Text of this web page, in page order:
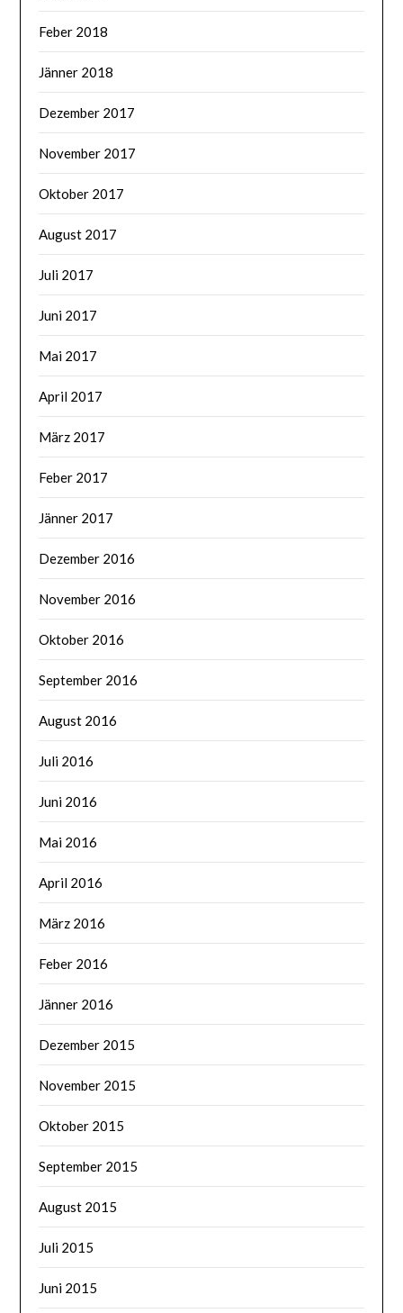
Feber 2018
Jänner 2018
Dezember 2017
November 2017
Oktober 2017
August 2017
Juli 2017
Juni 2017
Mai 2017
April 2017
März 2017
Feber 2017
Jänner 2017
Dezember 2016
November 2016
Oktober 2016
September 2016
August 2016
Juli 2016
Juni 2016
Mai 2016
April 2016
März 2016
Feber 2016
Jänner 2016
Dezember 2015
November 2015
Oktober 2015
September 2015
August 2015
Juli 2015
Juni 2015